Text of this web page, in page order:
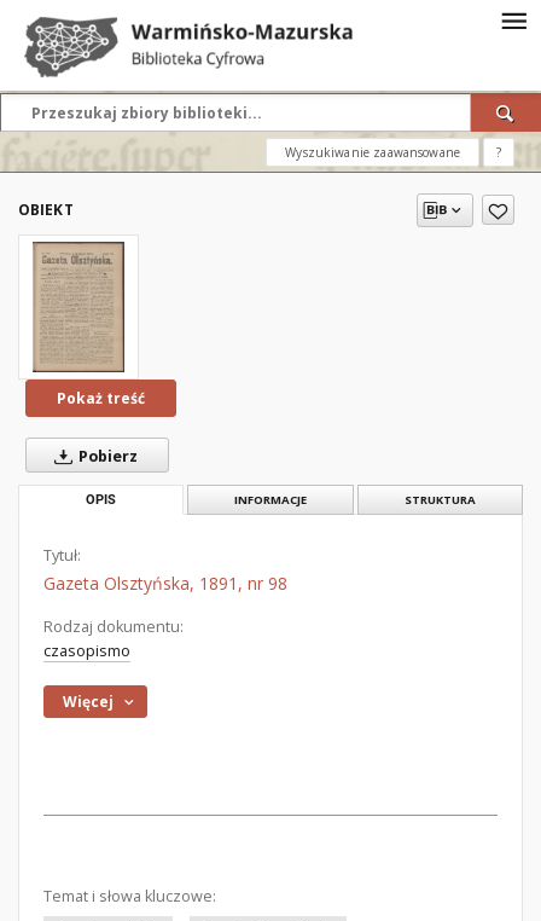
Wyszukiwanie zaawansowane ?
OBIEKT
Pokaż treść
Pobierz
OPIS INFORMACJE STRUKTURA
Tytuł:
Gazeta Olsztyńska, 1891, nr 98
Rodzaj dokumentu:
czasopismo
Więcej
Temat i słowa kluczowe: